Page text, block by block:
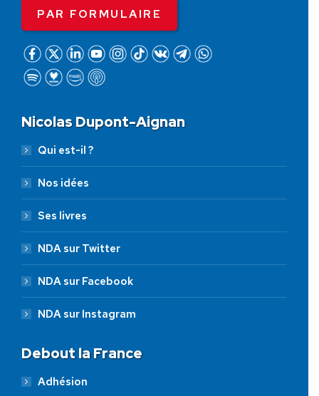
PAR FORMULAIRE
Nicolas Dupont-Aignan
Qui est-il ?
Nos idées
Ses livres
NDA sur Twitter
NDA sur Facebook
NDA sur Instagram
Debout la France
Adhésion